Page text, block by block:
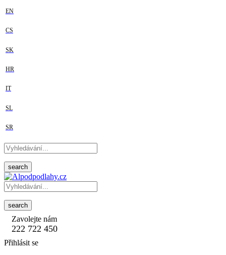
EN
CS
SK
HR
IT
SL
SR
search
search
Zavolejte nám
222 722 450
Přihlásit se